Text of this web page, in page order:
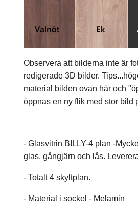
Observera att bilderna inte är
redigerade 3D bilder.
material bilden ovan här och
öppnas en ny flik med stor bild
- Glasvitrin BILLY-4 plan -
glas, gångjärn och lås.
- Totalt 4 skyltplan.
- Material i sockel - Melamin